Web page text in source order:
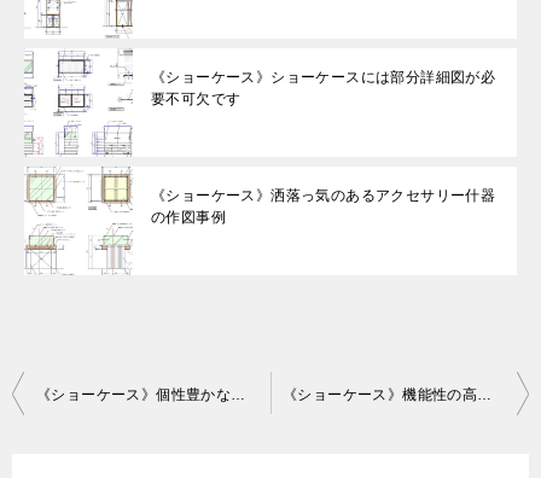
《ショーケース》ショーケースには部分詳細図が必
要不可欠です
《ショーケース》洒落っ気のあるアクセサリー什器
の作図事例
投
《ショーケース》個性豊かな円弧型のショーケースの作図事例 《ショーケース》機能性の高くディスプレー要素も備える